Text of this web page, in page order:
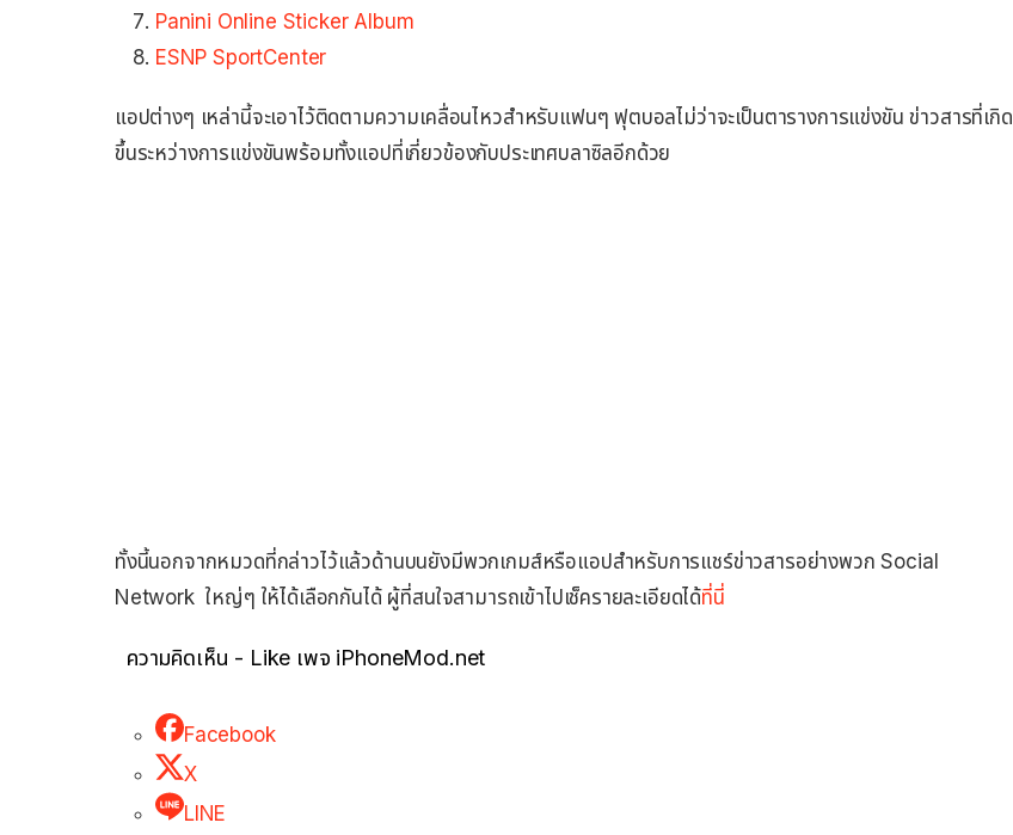
Panini Online Sticker Album
ESNP SportCenter
แอปต่างๆ เหล่านี้จะเอาไว้ติดตามความเคลื่อนไหวสำหรับแฟนๆ ฟุตบอลไม่ว่าจะเป็นตารางการแข่งขัน ข่าวสารที่เกิด
ขึ้นระหว่างการแข่งขันพร้อมทั้งแอปที่เกี่ยวข้องกับประเทศบลาซิลอีกด้วย
ทั้งนี้นอกจากหมวดที่กล่าวไว้แล้วด้านบนยังมีพวกเกมส์หรือแอปสำหรับการแชร์ข่าวสารอย่างพวก Social
Network ใหญ่ๆ ให้ได้เลือกกันได้ ผู้ที่สนใจสามารถเข้าไปเช็ครายละเอียดได้ที่นี่
ความคิดเห็น - Like เพจ iPhoneMod.net
Facebook
X
LINE